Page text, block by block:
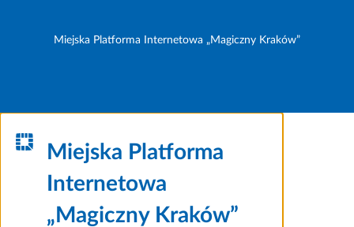
Miejska Platforma Internetowa „Magiczny Kraków”
Miejska Platforma
Internetowa
„Magiczny Kraków”